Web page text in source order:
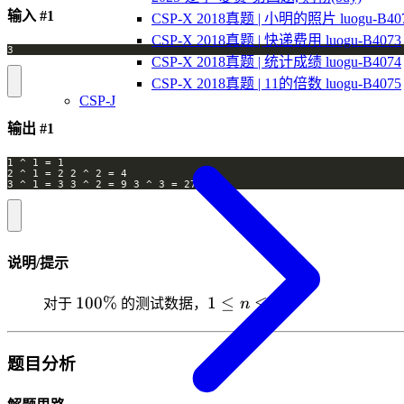
CSP-X 2018真题 | 小明的照片 luogu-
CSP-X 2018真题 | 快递费用 luogu-B4073
CSP-X 2018真题 | 统计成绩 luogu-B4074
CSP-X 2018真题 | 11的倍数 luogu-B4075
CSP-J
输入 #1
输出 #1
说明/提示
对于 100\%
100% 的测试数据， 1
n
\le
9
1 ≤ n ≤
题目分析